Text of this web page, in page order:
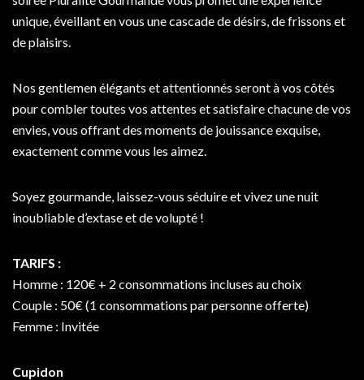
unique, éveillant en vous une cascade de désirs, de frissons et
de plaisirs.
Nos gentlemen élégants et attentionnés seront à vos côtés
pour combler toutes vos attentes et satisfaire chacune de vos
envies, vous offrant des moments de jouissance exquise,
exactement comme vous les aimez.
Soyez gourmande, laissez-vous séduire et vivez une nuit
inoubliable d’extase et de volupté !
TARIFS :
Homme : 120€ + 2 consommations incluses au choix
Couple : 50€ (1 consommations par personne offerte)
Femme : Invitée
Cupidon